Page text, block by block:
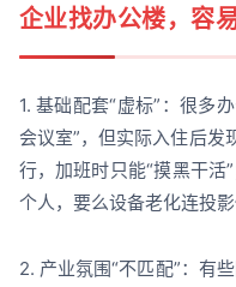
企业找办公楼，容
1. 基础配套“虚标”：很多
会议室”，但实际入住后
行，加班时只能“摸黑干活
个人，要么设备老化连投影
2. 产业氛围“不匹配”：有